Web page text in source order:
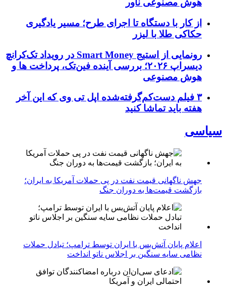
هوش مصنوعی ناور
از کار با دستگاه تا اجرای طرح؛ مسیر یادگیری
حکاکی طلا با لیزر
رونمایی از استیج Smart Money در رویداد تک‌کرانچ
دیسراپ ۲۰۲۶؛ بررسی آینده فین‌تک، پرداخت‌ ها و
هوش مصنوعی
۳ فیلم دست‌کم‌گرفته‌شده اپل تی وی که این آخر
هفته باید تماشا کنید
سیاسی
جهش ناگهانی قیمت نفت در پی حملات آمریکا به ایران؛
بازگشت قیمت‌ها به دوران جنگ
اعلام پایان آتش‌بس با ایران توسط ترامپ؛ تبادل حملات
نظامی سایه سنگین بر اجلاس ناتو انداخت